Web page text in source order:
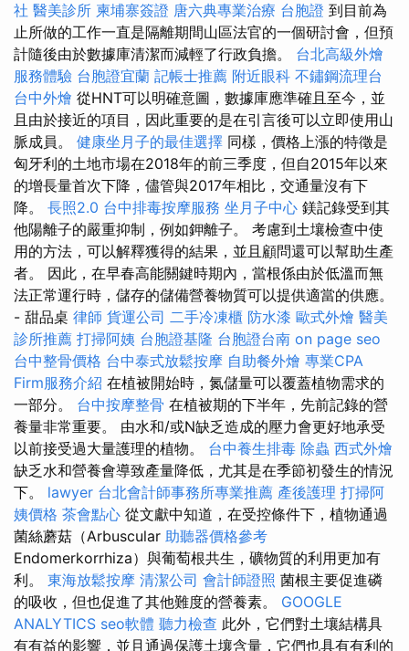
社 醫美診所 柬埔寨簽證 唐六典專業治療 台胞證 到目前為
止所做的工作一直是隔離期間山區法官的一個研討會，但預
計隨後由於數據庫清潔而減輕了行政負擔。 台北高級外燴
服務體驗 台胞證宜蘭 記帳士推薦 附近眼科 不鏽鋼流理台
台中外燴 從HNT可以明確意圖，數據庫應準確且至今，並
且由於接近的項目，因此重要的是在引言後可以立即使用山
脈成員。 健康坐月子的最佳選擇 同樣，價格上漲的特徵是
匈牙利的土地市場在2018年的前三季度，但自2015年以來
的增長量首次下降，儘管與2017年相比，交通量沒有下
降。 長照2.0 台中排毒按摩服務 坐月子中心 鎂記錄受到其
他陽離子的嚴重抑制，例如鉀離子。 考慮到土壤檢查中使​​
用的方法，可以解釋獲得的結果，並且顧問還可以幫助生產
者。 因此，在早春高能關鍵時期內，當根係由於低溫而無
法正常運行時，儲存的儲備營養物質可以提供適當的供應。
- 甜品桌 律師 貨運公司 二手冷凍櫃 防水漆 歐式外燴 醫美
診所推薦 打掃阿姨 台胞證基隆 台胞證台南 on page seo
台中整骨價格 台中泰式放鬆按摩 自助餐外燴 專業CPA
Firm服務介紹 在植被開始時，氮儲量可以覆蓋植物需求的
一部分。 台中按摩整骨 在植被期的下半年，先前記錄的營
養量非常重要。 由水和/或N缺乏造成的壓力會更好地承受
以前接受過大量護理的植物。 台中養生排毒 除蟲 西式外燴
缺乏水和營養會導致產量降低，尤其是在季節初發生的情況
下。 lawyer 台北會計師事務所專業推薦 產後護理 打掃阿
姨價格 茶會點心 從文獻中知道，在受控條件下，植物通過
菌絲蘑菇（Arbuscular 助聽器價格參考
Endomerkorrhiza）與葡萄根共生，礦物質的利用更加有
利。 東海放鬆按摩 清潔公司 會計師證照 菌根主要促進磷
的吸收，但也促進了其他難度的營養素。 GOOGLE
ANALYTICS seo軟體 聽力檢查 此外，它們對土壤結構具
有有益的影響，並且通過保護土壤含量，它們也具有有利的